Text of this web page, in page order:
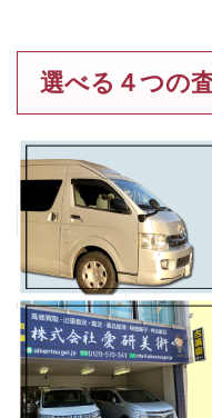
選べる４つの